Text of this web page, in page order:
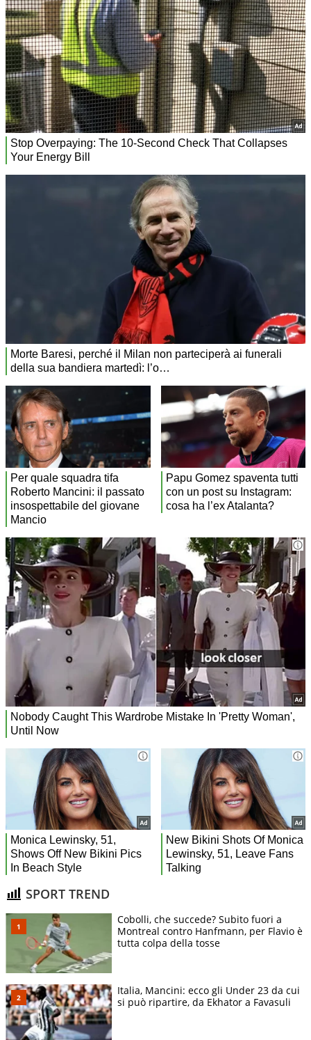
SPORT TREND
Cobolli, che succede? Subito fuori a
Montreal contro Hanfmann, per Flavio è
tutta colpa della tosse
Italia, Mancini: ecco gli Under 23 da cui
si può ripartire, da Ekhator a Favasuli